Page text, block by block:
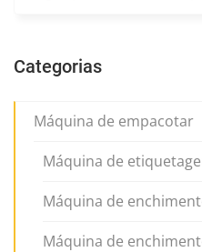
Categorias
Máquina de empacotar
Máquina de
Máquina de
Máquina de